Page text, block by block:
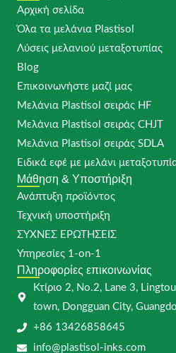
Αρχική σελίδα
Όλα τα μελάνια Plastisol
Λύσεις μελανιού μεταξοτυπίας
Blog
Επικοινωνήστε μαζί μας
Μελάνια Plastisol σειράς HF
Μελάνια Plastisol σειράς CHJT
Μελάνια Plastisol σειράς SDLA
Ειδικά εφέ με μελάνι
Μάθηση & Υποστήριξη
Ανάπτυξη προϊόντος
Τεχνική υποστήριξη
ΣΥΧΝΈΣ ΕΡΩΤΉΣΕΙΣ
Υπηρεσίες 1-on-1
Πληροφορίες επικοινωνίας
Κτίριο 2, No.2, Lane 3,
town, Dongguan City,
+86 13426858645
info@plastisol-inks.com